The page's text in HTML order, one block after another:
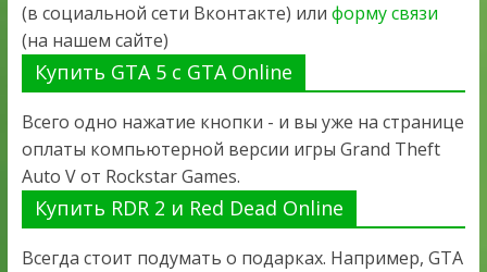
(в социальной сети Вконтакте) или форму связи
(на нашем сайте)
Купить GTA 5 с GTA Online
Всего одно нажатие кнопки - и вы уже на странице
оплаты компьютерной версии игры Grand Theft
Auto V от Rockstar Games.
Купить RDR 2 и Red Dead Online
Всегда стоит подумать о подарках. Например, GTA